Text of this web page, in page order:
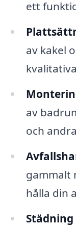
ett
av kakel
av
och
gammalt
hålla din